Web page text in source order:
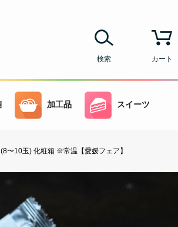
カート
検索
加工品 スイーツ
〜10玉) 化粧箱 ※常温【愛媛フェア】